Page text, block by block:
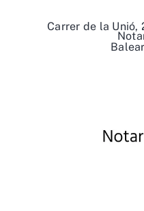
Carrer de la Unió,